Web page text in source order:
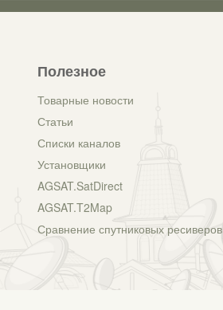
Полезное
Товарные новости
Статьи
Списки каналов
Установщики
AGSAT.SatDirect
AGSAT.T2Map
Сравнение спутниковых ресиверов